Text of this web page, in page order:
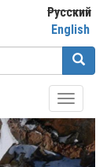
Русский
English
Toggle